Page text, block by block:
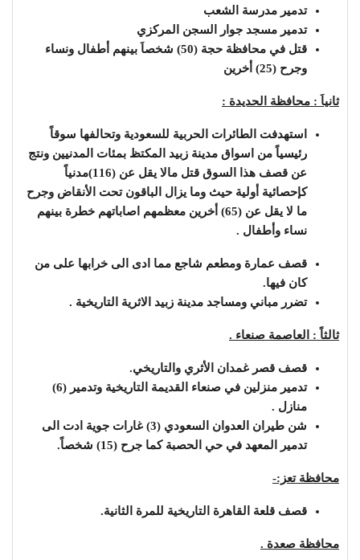
تدمير مدرسة الشعب
تدمير مسجد جوار السجن المركزي
قتل في محافظة حجة (50) شخصاَ بينهم أطفال ونساء
وجرح (25) أخرين
ثانياَ : محافظة الحديدة :
استهدفت الطائرات الحربية للسعودية وتحالفها سوقاً
رئيسياً من اسواق مدينة زبيد المكتظ بمئات المدنيين ونتج
عن قصف هذا السوق قتل مالا يقل عن (116)مدنياً
كإحصائية أولية حيث وما يزال الباقون تحت الأنقاض وجرح
ما لا يقل عن (65) أخرين معظمهم اصاباتهم خطرة بينهم
نساء وأطفال .
قصف عمارة ومطعم شاجع مما ادى الى خرابها على من
كان فيها.
تضرر مباني ومساجد مدينة زبيد الاثرية التاريخية .
ثالثاً : العاصمة صنعاء .
قصف قصر غمدان الأثري والتاريخي.
تدمير منزلين في صنعاء القديمة التاريخية وتدمير (6)
منازل .
شن طيران العدوان السعودي (3) غارات جوية ادت الى
تدمير المعهد في حي الحصبة كما جرح (15) شخصاً.
محافظة تعز:-
قصف قلعة القاهرة التاريخية للمرة الثانية.
محافظة صعدة .